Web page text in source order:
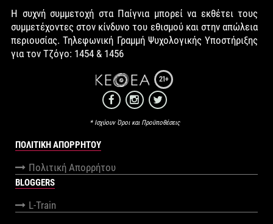
Η συχνή συμμετοχή στα Παίγνια μπορεί να εκθέτει τους
συμμετέχοντες στον κίνδυνο του εθισμού και στην απώλεια
περιουσίας. Τηλεφωνική Γραμμή Ψυχολογικής Υποστήριξης
για τον Τζόγο: 1454 & 1456
21+
* Ισχύουν Όροι και Προϋποθέσεις
ΠΟΛΙΤΙΚΉ ΑΠΟΡΡΉΤΟΥ
Πολιτική Απορρήτου
BLOGGERS
L-Train